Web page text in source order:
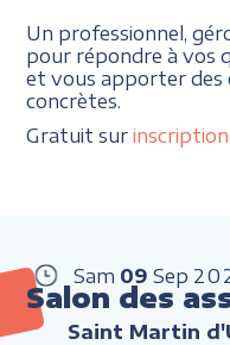
Un professionnel,
pour répondre à vos
et vous apporter des
concrètes.
Gratuit surinscription
Sam 09 Sep
Salon des
Saint Martin